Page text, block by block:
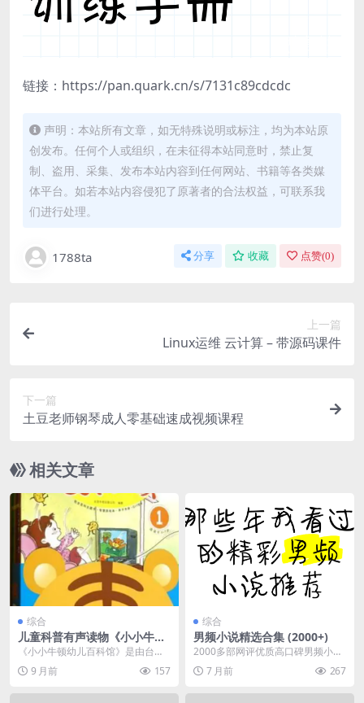
链接：https://pan.quark.cn/s/7131c89cdcdc
声明：本站所有文章，如无特殊说明或标注，均为本站原
创发布。任何个人或组织，在未征得本站同意时，禁止复
制、盗用、采集、发布本站内容到任何网站、书籍等各类媒
体平台。如若本站内容侵犯了原著者的合法权益，可联系我
们进行处理。
1788ta 分享 收藏 点赞(0)
上一篇
Linux运维 云计算 – 带源码课件
下一篇
土豆老师钢琴成人零基础速成视频课程
相关文章
综合
儿童科普有声读物《小小牛顿
幼儿百科馆》
《小小牛顿幼儿百科馆》是由台湾
牛顿出版公司出版的儿童科普有声
读物，专为3-7岁学...
9 月前 157
综合
男频小说精选合集 (2000+)
2000多部网评优质高口碑男频小说
合集，包括玄幻、冒险、穿越、历
史、都市等众多题...
7 月前 267